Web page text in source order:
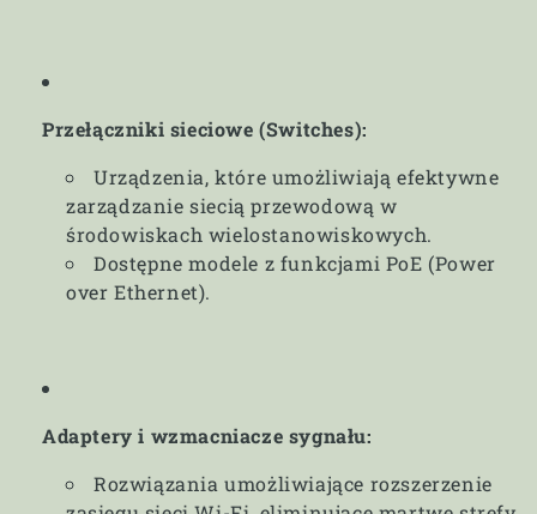
Przełączniki sieciowe (Switches):
Urządzenia, które umożliwiają efektywne
zarządzanie siecią przewodową w
środowiskach wielostanowiskowych.
Dostępne modele z funkcjami PoE (Power
over Ethernet).
Adaptery i wzmacniacze sygnału:
Rozwiązania umożliwiające rozszerzenie